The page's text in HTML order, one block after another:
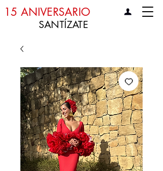
15 ANIVERSARIO
SANTÍZATE